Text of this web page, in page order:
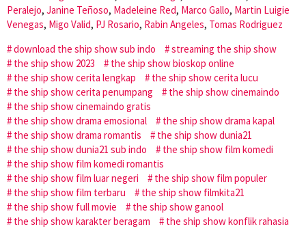
Peralejo, Janine Teñoso, Madeleine Red, Marco Gallo, Martin Luigie
Venegas, Migo Valid, PJ Rosario, Rabin Angeles, Tomas Rodriguez
download the ship show sub indo
streaming the ship show
the ship show 2023
the ship show bioskop online
the ship show cerita lengkap
the ship show cerita lucu
the ship show cerita penumpang
the ship show cinemaindo
the ship show cinemaindo gratis
the ship show drama emosional
the ship show drama kapal
the ship show drama romantis
the ship show dunia21
the ship show dunia21 sub indo
the ship show film komedi
the ship show film komedi romantis
the ship show film luar negeri
the ship show film populer
the ship show film terbaru
the ship show filmkita21
the ship show full movie
the ship show ganool
the ship show karakter beragam
the ship show konflik rahasia